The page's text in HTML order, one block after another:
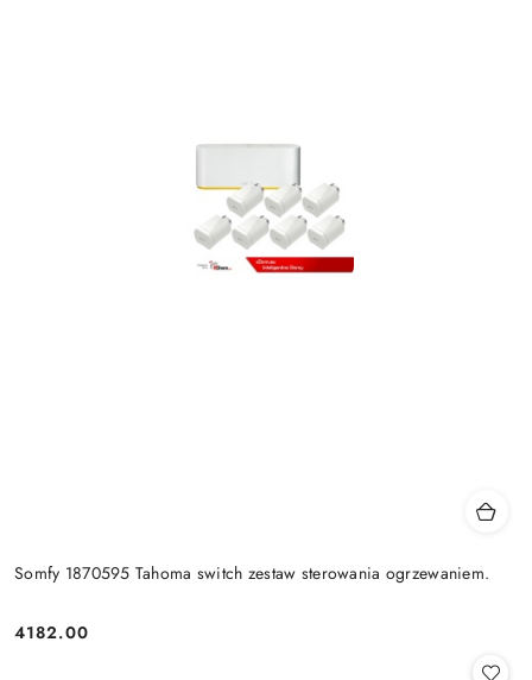
Somfy 1870595 Tahoma switch zestaw sterowania ogrzewaniem.
Cena:
4182.00